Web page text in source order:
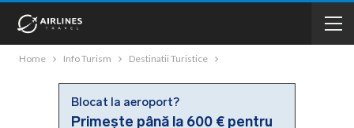
Home Info Turism Destinatii Turistice